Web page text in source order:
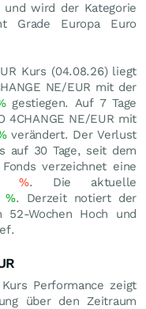
und wird der Kategorie
Grade Europa Euro
Kurs (04.08.26) liegt
NE/EUR mit der
gestiegen. Auf 7 Tage
4CHANGE NE/EUR mit
verändert. Der Verlust
auf 30 Tage, seit dem
verzeichnet eine
%. Die aktuelle
%. Derzeit notiert der
52-Wochen Hoch und
Performance zeigt
über den Zeitraum